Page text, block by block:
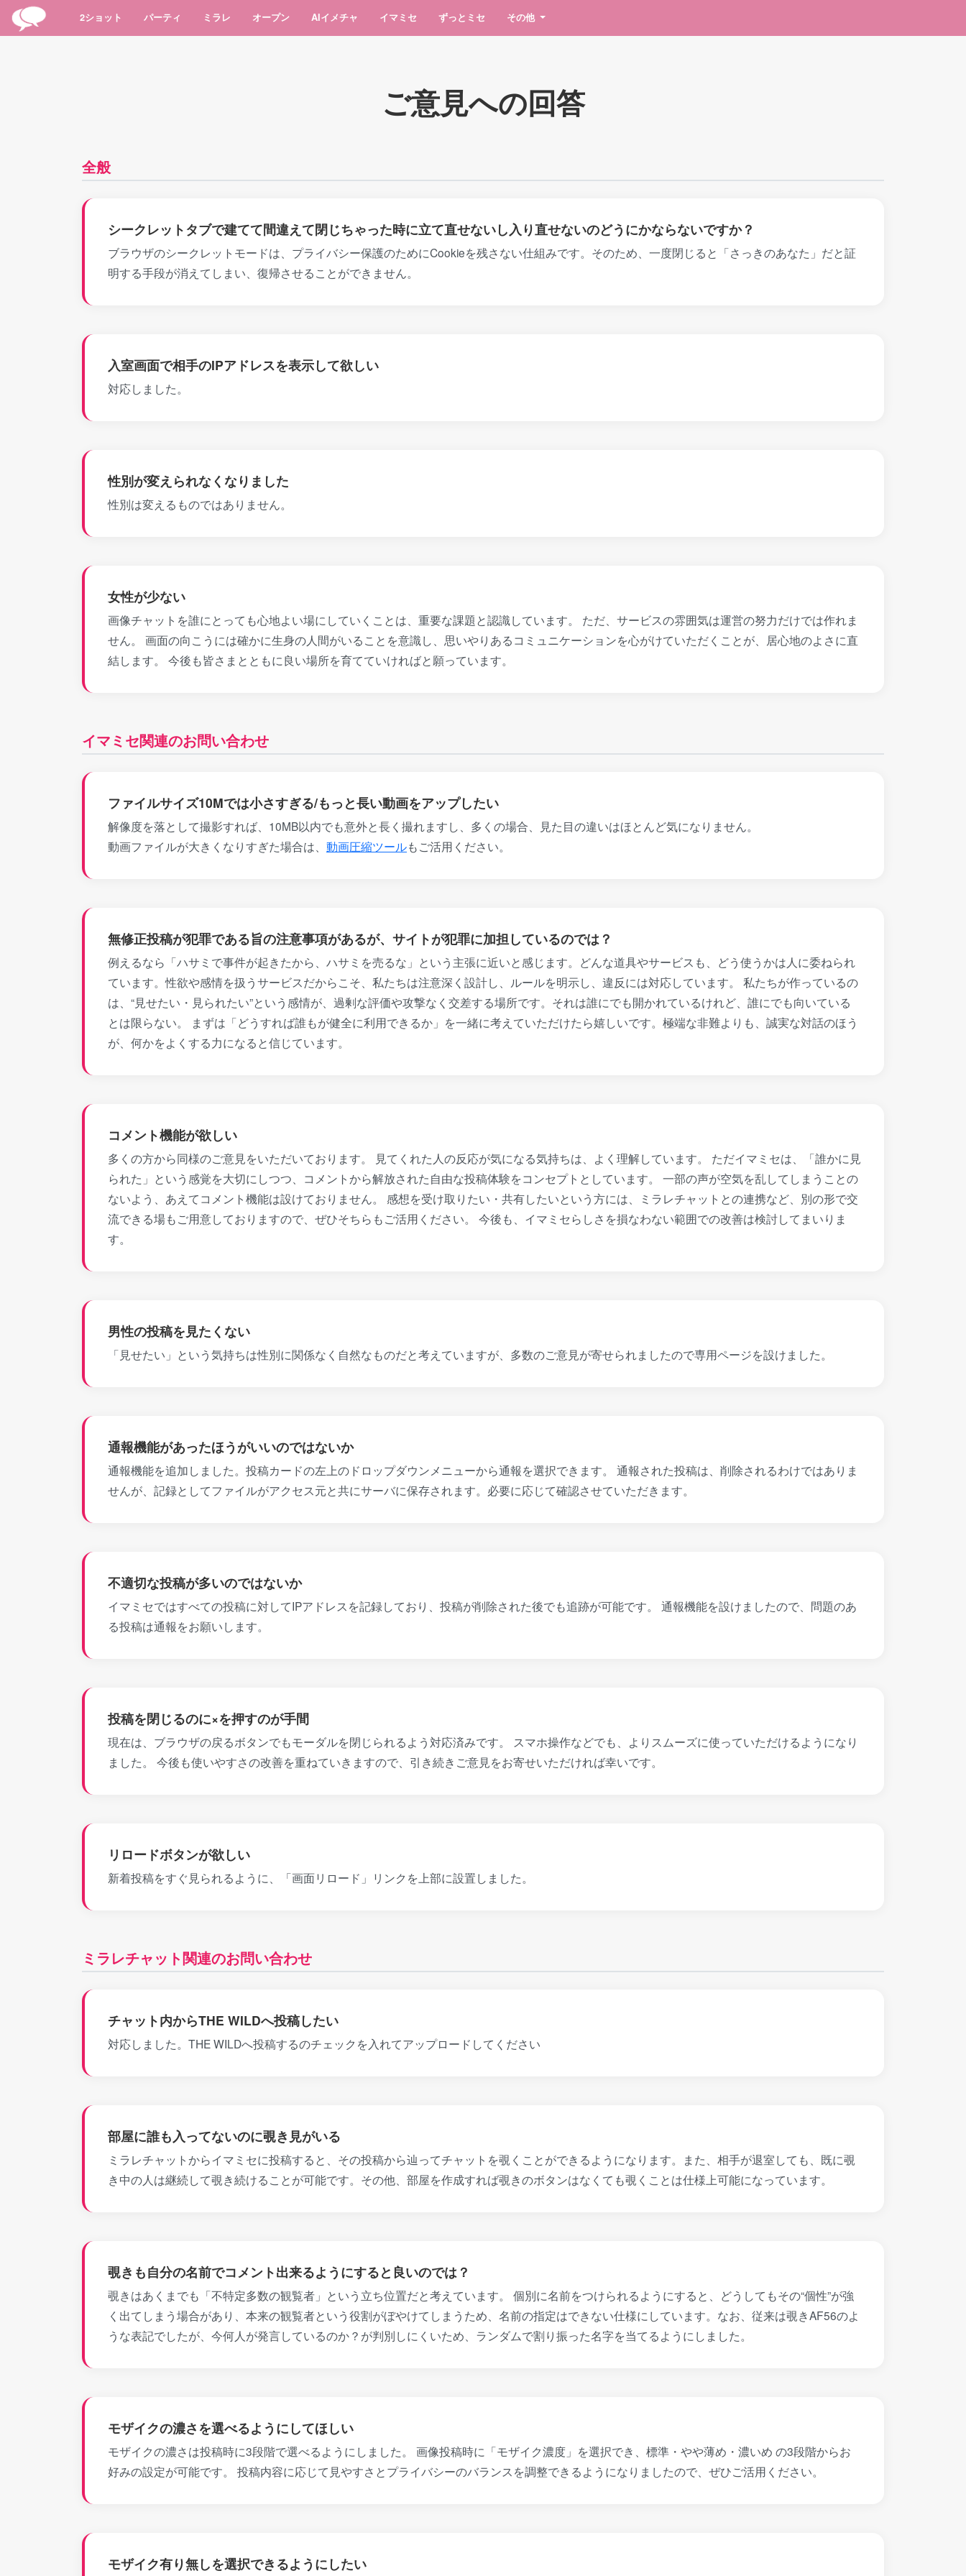
2ショット パーティ ミラレ オープン AIイメチャ イマミセ ずっとミセ その他
ご意見への回答
全般
シークレットタブで建てて間違えて閉じちゃった時に立て直せないし入り直せないのどうにかならないですか？
ブラウザのシークレットモードは、プライバシー保護のためにCookieを残さない仕組みです。そのため、一度閉じると「さっきのあなた」だと証
明する手段が消えてしまい、復帰させることができません。
入室画面で相手のIPアドレスを表示して欲しい
対応しました。
性別が変えられなくなりました
性別は変えるものではありません。
女性が少ない
画像チャットを誰にとっても心地よい場にしていくことは、重要な課題と認識しています。 ただ、サービスの雰囲気は運営の努力だけでは作れま
せん。 画面の向こうには確かに生身の人間がいることを意識し、思いやりあるコミュニケーションを心がけていただくことが、居心地のよさに直
結します。 今後も皆さまとともに良い場所を育てていければと願っています。
イマミセ関連のお問い合わせ
ファイルサイズ10Mでは小さすぎる/もっと長い動画をアップしたい
解像度を落として撮影すれば、10MB以内でも意外と長く撮れますし、多くの場合、見た目の違いはほとんど気になりません。
動画ファイルが大きくなりすぎた場合は、 動画圧縮ツールもご活用ください。
無修正投稿が犯罪である旨の注意事項があるが、サイトが犯罪に加担しているのでは？
例えるなら「ハサミで事件が起きたから、ハサミを売るな」という主張に近いと感じます。どんな道具やサービスも、どう使うかは人に委ねられ
ています。性欲や感情を扱うサービスだからこそ、私たちは注意深く設計し、ルールを明示し、違反には対応しています。 私たちが作っているの
は、“見せたい・見られたい”という感情が、過剰な評価や攻撃なく交差する場所です。それは誰にでも開かれているけれど、誰にでも向いている
とは限らない。 まずは「どうすれば誰もが健全に利用できるか」を一緒に考えていただけたら嬉しいです。極端な非難よりも、誠実な対話のほう
が、何かをよくする力になると信じています。
コメント機能が欲しい
多くの方から同様のご意見をいただいております。 見てくれた人の反応が気になる気持ちは、よく理解しています。 ただイマミセは、「誰かに見
られた」という感覚を大切にしつつ、コメントから解放された自由な投稿体験をコンセプトとしています。 一部の声が空気を乱してしまうことの
ないよう、あえてコメント機能は設けておりません。 感想を受け取りたい・共有したいという方には、ミラレチャットとの連携など、別の形で交
流できる場もご用意しておりますので、ぜひそちらもご活用ください。 今後も、イマミセらしさを損なわない範囲での改善は検討してまいりま
す。
男性の投稿を見たくない
「見せたい」という気持ちは性別に関係なく自然なものだと考えていますが、多数のご意見が寄せられましたので専用ページを設けました。
通報機能があったほうがいいのではないか
通報機能を追加しました。投稿カードの左上のドロップダウンメニューから通報を選択できます。 通報された投稿は、削除されるわけではありま
せんが、記録としてファイルがアクセス元と共にサーバに保存されます。必要に応じて確認させていただきます。
不適切な投稿が多いのではないか
イマミセではすべての投稿に対してIPアドレスを記録しており、投稿が削除された後でも追跡が可能です。 通報機能を設けましたので、問題のあ
る投稿は通報をお願いします。
投稿を閉じるのに×を押すのが手間
現在は、ブラウザの戻るボタンでもモーダルを閉じられるよう対応済みです。 スマホ操作などでも、よりスムーズに使っていただけるようになり
ました。 今後も使いやすさの改善を重ねていきますので、引き続きご意見をお寄せいただければ幸いです。
リロードボタンが欲しい
新着投稿をすぐ見られるように、「画面リロード」リンクを上部に設置しました。
ミラレチャット関連のお問い合わせ
チャット内からTHE WILDへ投稿したい
対応しました。THE WILDへ投稿するのチェックを入れてアップロードしてください
部屋に誰も入ってないのに覗き見がいる
ミラレチャットからイマミセに投稿すると、その投稿から辿ってチャットを覗くことができるようになります。また、相手が退室しても、既に覗
き中の人は継続して覗き続けることが可能です。その他、部屋を作成すれば覗きのボタンはなくても覗くことは仕様上可能になっています。
覗きも自分の名前でコメント出来るようにすると良いのでは？
覗きはあくまでも「不特定多数の観覧者」という立ち位置だと考えています。 個別に名前をつけられるようにすると、どうしてもその“個性”が強
く出てしまう場合があり、本来の観覧者という役割がぼやけてしまうため、名前の指定はできない仕様にしています。なお、従来は覗きAF56のよ
うな表記でしたが、今何人が発言しているのか？が判別しにくいため、ランダムで割り振った名字を当てるようにしました。
モザイクの濃さを選べるようにしてほしい
モザイクの濃さは投稿時に3段階で選べるようにしました。 画像投稿時に「モザイク濃度」を選択でき、標準・やや薄め・濃いめ の3段階からお
好みの設定が可能です。 投稿内容に応じて見やすさとプライバシーのバランスを調整できるようになりましたので、ぜひご活用ください。
モザイク有り無しを選択できるようにしたい